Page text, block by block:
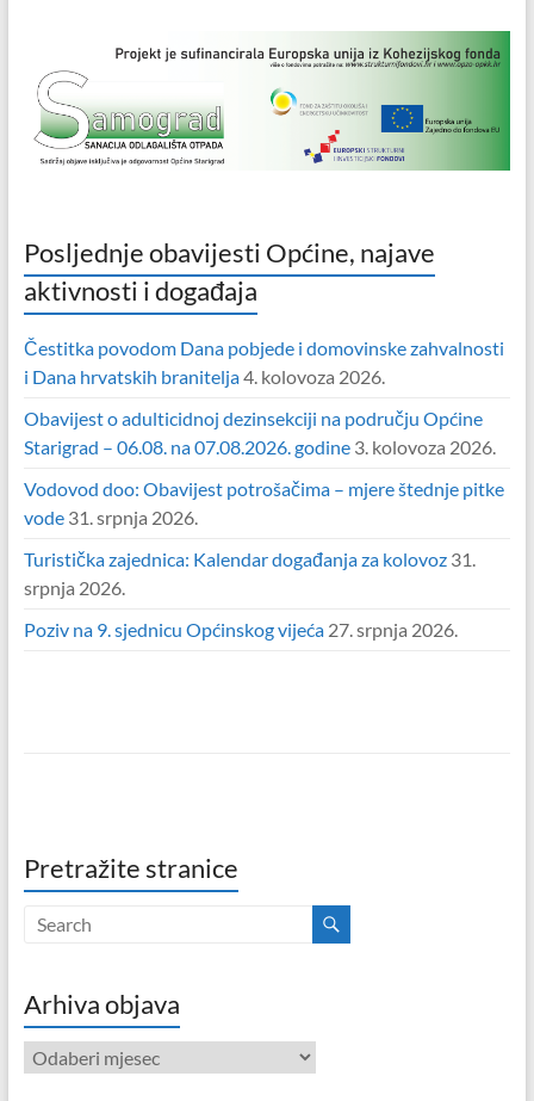
Posljednje obavijesti Općine, najave
aktivnosti i događaja
Čestitka povodom Dana pobjede i domovinske zahvalnosti
i Dana hrvatskih branitelja4. kolovoza 2026.
Obavijest o adulticidnoj dezinsekciji na području Općine
Starigrad – 06.08. na 07.08.2026. godine 3. kolovoza 2026.
Vodovod doo: Obavijest potrošačima – mjere štednje pitke
vode 31. srpnja 2026.
Turistička zajednica: Kalendar događanja za kolovoz 31.
srpnja 2026.
Poziv na 9. sjednicu Općinskog vijeća 27. srpnja 2026.
Pretražite stranice
Arhiva objava
Arhiva
objava